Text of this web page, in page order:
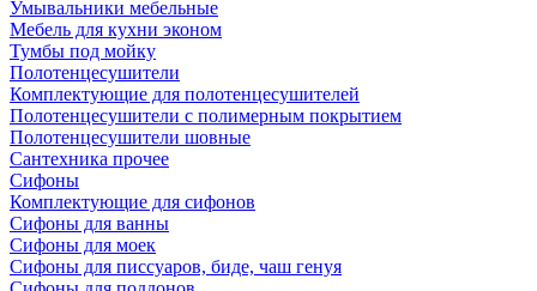
Умывальники мебельные
Мебель для кухни эконом
Тумбы под мойку
Полотенцесушители
Комплектующие для полотенцесушителей
Полотенцесушители с полимерным покрытием
Полотенцесушители шовные
Сантехника прочее
Сифоны
Комплектующие для сифонов
Сифоны для ванны
Сифоны для моек
Сифоны для писсуаров, биде, чаш генуя